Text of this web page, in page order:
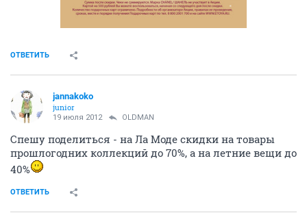
ОТВЕТИТЬ
jannakoko
junior
19 июля 2012 OLDMAN
Спешу поделиться - на Ла Моде скидки на товары
прошлогодних коллекций до 70%, а на летние вещи до
40%
ОТВЕТИТЬ